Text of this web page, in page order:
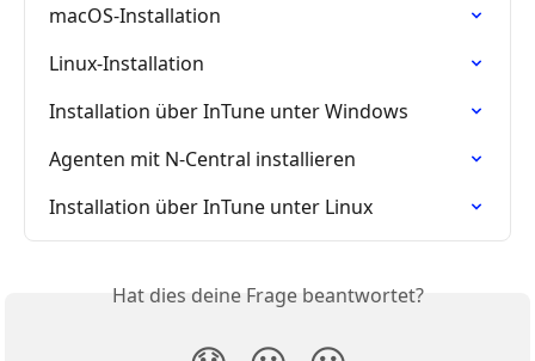
macOS-Installation
Linux-Installation
Installation über InTune unter Windows
Agenten mit N-Central installieren
Installation über InTune unter Linux
Hat dies deine Frage beantwortet?